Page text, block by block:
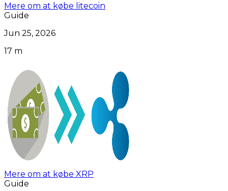
Mere om at købe litecoin
Guide
Jun 25, 2026
17 m
Mere om at købe XRP
Guide